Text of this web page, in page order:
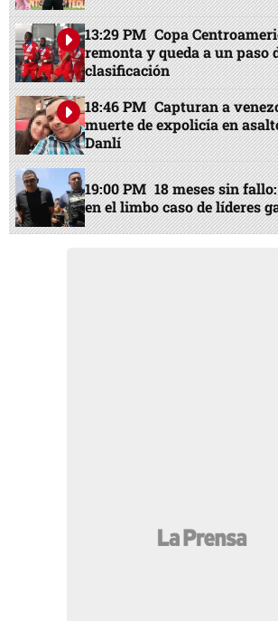
13:29 PM Copa
remonta y queda a un paso
clasificación
18:46 PM Capturan a
muerte de expolicía en
Danlí
19:00 PM 18 meses sin
en el limbo caso de líderes